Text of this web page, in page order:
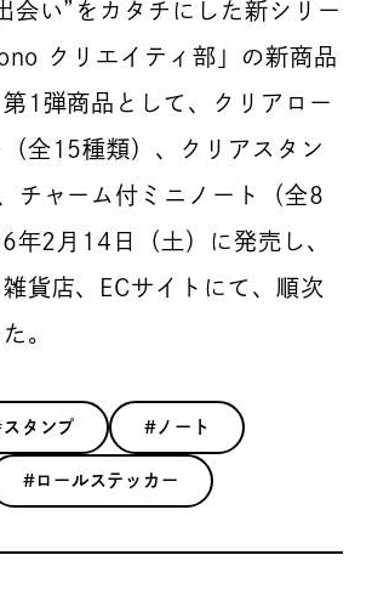
会い”をカタチにした新シリー
クリエイティ部」の新商品
1弾商品として、クリアロー
全15種類）、クリアスタン
チャーム付ミニノート（全8
年2月14日（土）に発売し、
貨店、ECサイトにて、順次
。
タンプ #ノート
#ロールステッカー